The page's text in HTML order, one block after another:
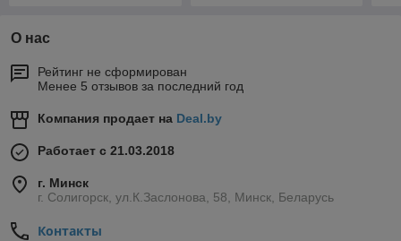
О нас
Рейтинг не сформирован
Менее 5 отзывов за последний год
Компания продает на Deal.by
Работает с 21.03.2018
г. Минск
г. Солигорск, ул.К.Заслонова, 58, Минск, Беларусь
Контакты